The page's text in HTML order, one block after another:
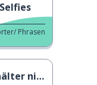
Phrasen
an?